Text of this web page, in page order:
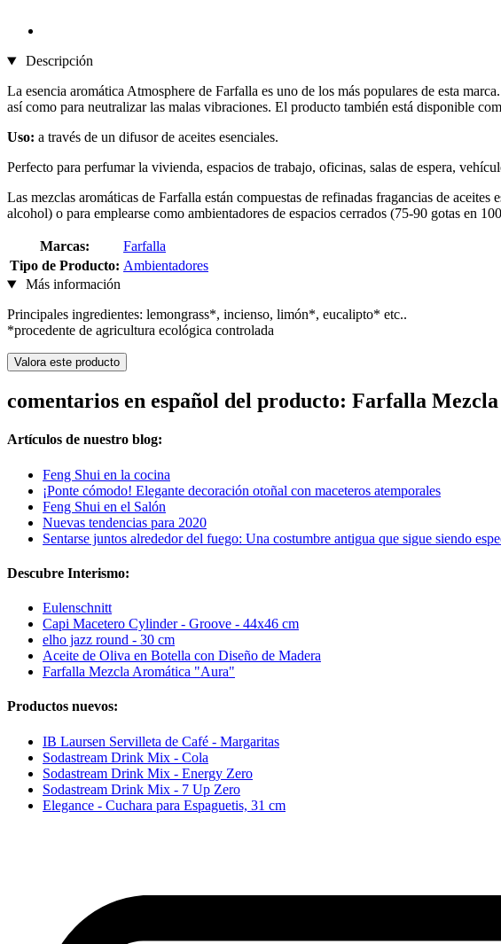
Descripción
La esencia aromática Atmosphere de Farfalla es uno de los más populares de esta
así como para neutralizar las malas vibraciones. El producto también está disponible
Uso: a través de un difusor de aceites esenciales.
Perfecto para perfumar la vivienda, espacios de trabajo, oficinas, salas de espera,
Las mezclas aromáticas de Farfalla están compuestas de refinadas fragancias de
alcohol) o para emplearse como ambientadores de espacios cerrados (75-90 gotas en
Marcas:
Farfalla
Tipo de Producto: Ambientadores
Más información
Principales ingredientes: lemongrass*, incienso, limón*, eucalipto* etc..
*procedente de agricultura ecológica controlada
Valora este producto
comentarios en español del producto: Farfalla
Artículos de nuestro blog:
Feng Shui en la cocina
¡Ponte cómodo! Elegante decoración otoñal con maceteros atemporales
Feng Shui en el Salón
Nuevas tendencias para 2020
Sentarse juntos alrededor del fuego: Una costumbre antigua que sigue siendo
Descubre Interismo:
Eulenschnitt
Capi Macetero Cylinder - Groove - 44x46 cm
elho jazz round - 30 cm
Aceite de Oliva en Botella con Diseño de Madera
Farfalla Mezcla Aromática "Aura"
Productos nuevos:
IB Laursen Servilleta de Café - Margaritas
Sodastream Drink Mix - Cola
Sodastream Drink Mix - Energy Zero
Sodastream Drink Mix - 7 Up Zero
Elegance - Cuchara para Espaguetis, 31 cm